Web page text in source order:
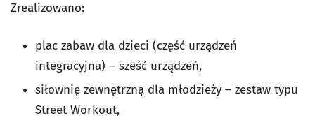
Zrealizowano:
plac zabaw dla dzieci (część urządzeń
integracyjna) – sześć urządzeń,
siłownię zewnętrzną dla młodzieży – zestaw typu
Street Workout,